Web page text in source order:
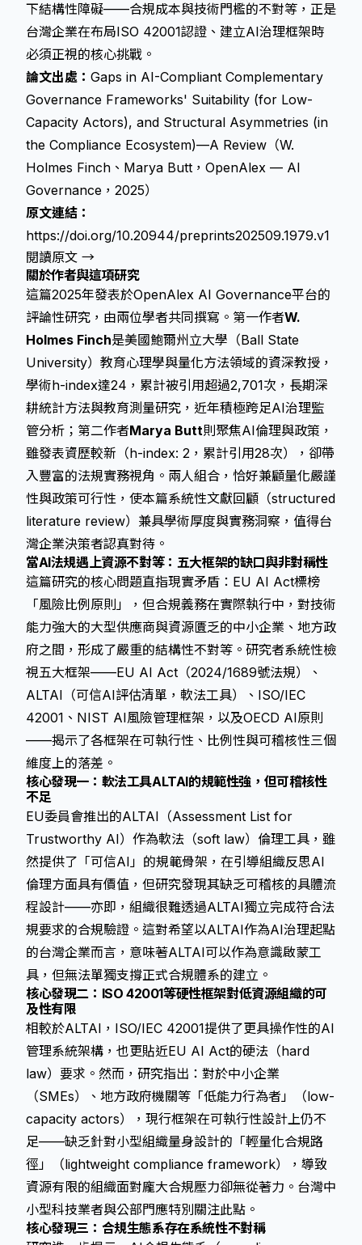
下結構性障礙——合規成本與技術門檻的不對等，正是
台灣企業在布局ISO 42001認證、建立AI治理框架時
必須正視的核心挑戰。
論文出處： Gaps in AI-Compliant Complementary
Governance Frameworks' Suitability (for Low-
Capacity Actors), and Structural Asymmetries (in
the Compliance Ecosystem)—A Review（W.
Holmes Finch、Marya Butt，OpenAlex — AI
Governance，2025）
原文連結：
https://doi.org/10.20944/preprints202509.1979.v1
閱讀原文 →
關於作者與這項研究
這篇2025年發表於OpenAlex AI Governance平台的
評論性研究，由兩位學者共同撰寫。第一作者W.
Holmes Finch是美國鮑爾州立大學（Ball State
University）教育心理學與量化方法領域的資深教授，
學術h-index達24，累計被引用超過2,701次，長期深
耕統計方法與教育測量研究，近年積極跨足AI治理監
管分析；第二作者Marya Butt則聚焦AI倫理與政策，
雖發表資歷較新（h-index: 2，累計引用28次），卻帶
入豐富的法規實務視角。兩人組合，恰好兼顧量化嚴謹
性與政策可行性，使本篇系統性文獻回顧（structured
literature review）兼具學術厚度與實務洞察，值得台
灣企業決策者認真對待。
當AI法規遇上資源不對等：五大框架的缺口與非對稱性
這篇研究的核心問題直指現實矛盾：EU AI Act標榜
「風險比例原則」，但合規義務在實際執行中，對技術
能力強大的大型供應商與資源匱乏的中小企業、地方政
府之間，形成了嚴重的結構性不對等。研究者系統性檢
視五大框架——EU AI Act（2024/1689號法規）、
ALTAI（可信AI評估清單，軟法工具）、ISO/IEC
42001、NIST AI風險管理框架，以及OECD AI原則
——揭示了各框架在可執行性、比例性與可稽核性三個
維度上的落差。
核心發現一：軟法工具ALTAI的規範性強，但可稽核性
不足
EU委員會推出的ALTAI（Assessment List for
Trustworthy AI）作為軟法（soft law）倫理工具，雖
然提供了「可信AI」的規範骨架，在引導組織反思AI
倫理方面具有價值，但研究發現其缺乏可稽核的具體流
程設計——亦即，組織很難透過ALTAI獨立完成符合法
規要求的合規驗證。這對希望以ALTAI作為AI治理起點
的台灣企業而言，意味著ALTAI可以作為意識啟蒙工
具，但無法單獨支撐正式合規體系的建立。
核心發現二：ISO 42001等硬性框架對低資源組織的可
及性有限
相較於ALTAI，ISO/IEC 42001提供了更具操作性的AI
管理系統架構，也更貼近EU AI Act的硬法（hard
law）要求。然而，研究指出：對於中小企業
（SMEs）、地方政府機關等「低能力行為者」（low-
capacity actors），現行框架在可執行性設計上仍不
足——缺乏針對小型組織量身設計的「輕量化合規路
徑」（lightweight compliance framework），導致
資源有限的組織面對龐大合規壓力卻無從著力。台灣中
小型科技業者與公部門應特別關注此點。
核心發現三：合規生態系存在系統性不對稱